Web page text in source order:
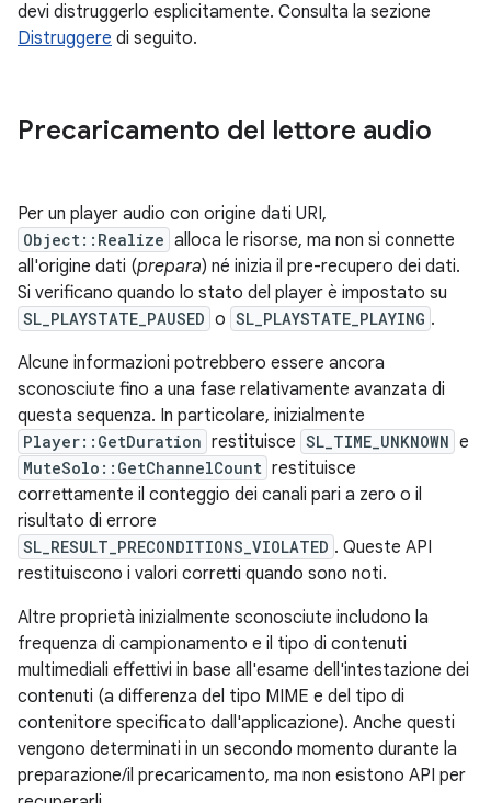
devi distruggerlo esplicitamente. Consulta la sezione
Distruggere di seguito.
Precaricamento del lettore audio
Per un player audio con origine dati URI,
Object::Realize alloca le risorse, ma non si connette
all'origine dati (prepara) né inizia il pre-recupero dei dati.
Si verificano quando lo stato del player è impostato su
SL_PLAYSTATE_PAUSED o SL_PLAYSTATE_PLAYING .
Alcune informazioni potrebbero essere ancora
sconosciute fino a una fase relativamente avanzata di
questa sequenza. In particolare, inizialmente
Player::GetDuration restituisce SL_TIME_UNKNOWN e
MuteSolo::GetChannelCount restituisce
correttamente il conteggio dei canali pari a zero o il
risultato di errore
SL_RESULT_PRECONDITIONS_VIOLATED . Queste API
restituiscono i valori corretti quando sono noti.
Altre proprietà inizialmente sconosciute includono la
frequenza di campionamento e il tipo di contenuti
multimediali effettivi in base all'esame dell'intestazione dei
contenuti (a differenza del tipo MIME e del tipo di
contenitore specificato dall'applicazione). Anche questi
vengono determinati in un secondo momento durante la
preparazione/il precaricamento, ma non esistono API per